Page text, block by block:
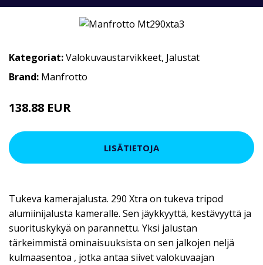
Kategoriat:Valokuvaustarvikkeet, Jalustat
Brand: Manfrotto
138.88 EUR
LISÄTIETOJA
Tukeva kamerajalusta. 290 Xtra on tukeva tripod
alumiinijalusta kameralle. Sen jäykkyyttä, kestävyyttä ja
suorituskykyä on parannettu. Yksi jalustan
tärkeimmistä ominaisuuksista on sen jalkojen neljä
kulmaasentoa , jotka antaa siivet valokuvaajan